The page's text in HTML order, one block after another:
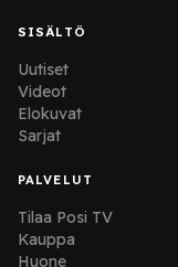
SISÄLTÖ
Uutiset
Videot
Elokuvat
Sarjat
PALVELUT
Tilaa Posi TV
Kauppa
Huone